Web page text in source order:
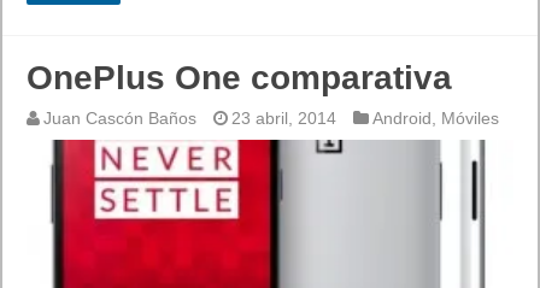
OnePlus One comparativa
Juan Cascón Baños 23 abril, 2014 Android, Móviles